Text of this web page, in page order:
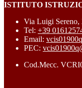
ISTITUTO
Via Luigi Sereno,
Tel: +39
Email:
PEC:
Cod.Mecc.